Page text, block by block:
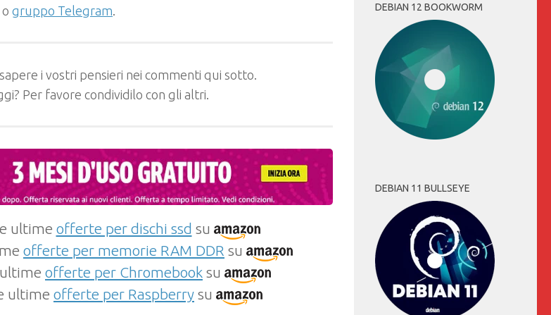
o gruppo Telegram.
i vostri pensieri nei commenti qui sotto.
Per favore condividilo con gli altri.
ultime offerte per dischi ssd su
offerte per memorie RAM DDR su
offerte per Chromebook su
ultime offerte per Raspberry su
DEBIAN 12 BOOKWORM
DEBIAN 11 BULLSEYE